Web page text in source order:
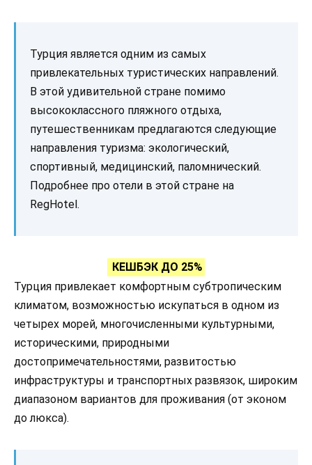
Турция является одним из самых
привлекательных туристических направлений.
В этой удивительной стране помимо
высококлассного пляжного отдыха,
путешественникам предлагаются следующие
направления туризма: экологический,
спортивный, медицинский, паломнический.
Подробнее про отели в этой стране на
RegHotel.
КЕШБЭК ДО 25%
Турция привлекает комфортным субтропическим
климатом, возможностью искупаться в одном из
четырех морей, многочисленными культурными,
историческими, природными
достопримечательностями, развитостью
инфраструктуры и транспортных развязок, широким
диапазоном вариантов для проживания (от эконом
до люкса).